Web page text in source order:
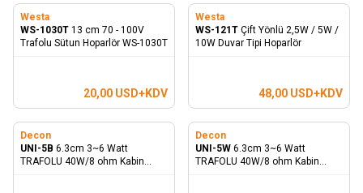
Westa
WS-1030T 13 cm 70 - 100V
Trafolu Sütun Hoparlör WS-1030T
20,00 USD+KDV
Westa
WS-121T Çift Yönlü 2,5W / 5W /
10W Duvar Tipi Hoparlör
48,00 USD+KDV
Decon
UNI-5B 6.3cm 3~6 Watt
TRAFOLU 40W/8 ohm Kabin
Decon
UNI-5W 6.3cm 3~6 Watt
TRAFOLU 40W/8 ohm Kabin